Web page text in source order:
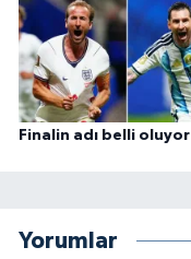
Finalin adı belli oluyor
Yorumlar